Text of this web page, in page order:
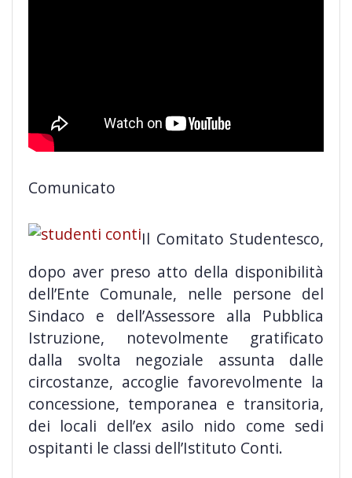
Comunicato
Il Comitato Studentesco,
dopo aver preso atto della disponibilità
dell’Ente Comunale, nelle persone del
Sindaco e dell’Assessore alla Pubblica
Istruzione, notevolmente gratificato
dalla svolta negoziale assunta dalle
circostanze, accoglie favorevolmente la
concessione, temporanea e transitoria,
dei locali dell’ex asilo nido come sedi
ospitanti le classi dell’Istituto Conti.